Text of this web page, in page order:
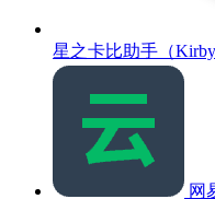
星之卡比助手（
网